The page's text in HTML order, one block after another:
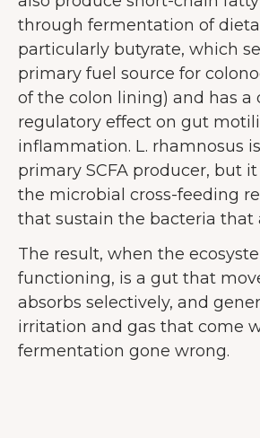
through fermentation of
particularly butyrate, which
primary fuel source for
of the colon lining) and has a
regulatory effect on gut
inflammation. L. rhamnosus
primary SCFA producer, but
the microbial cross-feeding
that sustain the bacteria that
The result, when the
functioning, is a gut that
absorbs selectively, and
irritation and gas that come
fermentation gone wrong.